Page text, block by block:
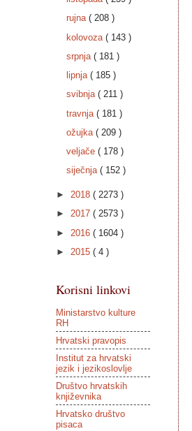
rujna ( 208 )
kolovoza ( 143 )
srpnja ( 181 )
lipnja ( 185 )
svibnja ( 211 )
travnja ( 181 )
ožujka ( 209 )
veljače ( 178 )
siječnja ( 152 )
► 2018 ( 2273 )
► 2017 ( 2573 )
► 2016 ( 1604 )
► 2015 ( 4 )
Korisni linkovi
Ministarstvo kulture
RH
Hrvatski pravopis
Institut za hrvatski
jezik i jezikoslovlje
Društvo hrvatskih
književnika
Hrvatsko društvo
pisaca